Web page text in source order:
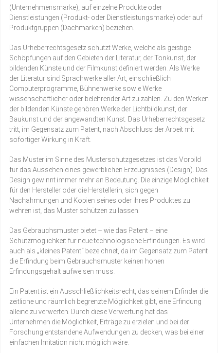
(Unternehmensmarke), auf einzelne Produkte oder
Dienstleistungen (Produkt- oder Dienstleistungsmarke) oder auf
Produktgruppen (Dachmarken) beziehen.
Das Urheberrechtsgesetz schützt Werke, welche als geistige
Schöpfungen auf den Gebieten der Literatur, der Tonkunst, der
bildenden Künste und der Filmkunst definiert werden. Als Werke
der Literatur sind Sprachwerke aller Art, einschließlich
Computerprogramme, Bühnenwerke sowie Werke
wissenschaftlicher oder belehrender Art zu zählen. Zu den Werken
der bildenden Künste gehören Werke der Lichtbildkunst, der
Baukunst und der angewandten Kunst. Das Urheberrechtsgesetz
tritt, im Gegensatz zum Patent, nach Abschluss der Arbeit mit
sofortiger Wirkung in Kraft.
Das Muster im Sinne des Musterschutzgesetzes ist das Vorbild
für das Aussehen eines gewerblichen Erzeugnisses (Design). Das
Design gewinnt immer mehr an Bedeutung. Die einzige Möglichkeit
für den Hersteller oder die Herstellerin, sich gegen
Nachahmungen und Kopien seines oder ihres Produktes zu
wehren ist, das Muster schützen zu lassen.
Das Gebrauchsmuster bietet – wie das Patent – eine
Schutzmöglichkeit für neue technologische Erfindungen. Es wird
auch als „kleines Patent“ bezeichnet, da im Gegensatz zum Patent
die Erfindung beim Gebrauchsmuster keinen hohen
Erfindungsgehalt aufweisen muss.
Ein Patent ist ein Ausschließlichkeitsrecht, das seinem Erfinder die
zeitliche und räumlich begrenzte Möglichkeit gibt, eine Erfindung
alleine zu verwerten. Durch diese Verwertung hat das
Unternehmen die Möglichkeit, Erträge zu erzielen und bei der
Forschung entstandene Aufwendungen zu decken, was bei einer
einfachen Imitation nicht möglich wäre.